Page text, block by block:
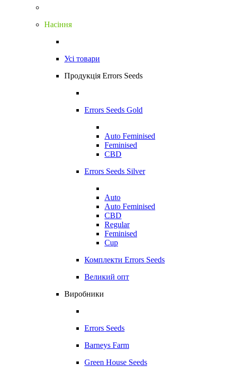
Насіння
Усі товари
Продукція Errors Seeds
Errors Seeds Gold
Auto Feminised
Feminised
CBD
Errors Seeds Silver
Auto
Auto Feminised
CBD
Regular
Feminised
Cup
Комплекти Errors Seeds
Великий опт
Виробники
Errors Seeds
Barneys Farm
Green House Seeds